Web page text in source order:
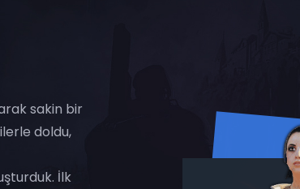
sakin bir
doldu,
İlk